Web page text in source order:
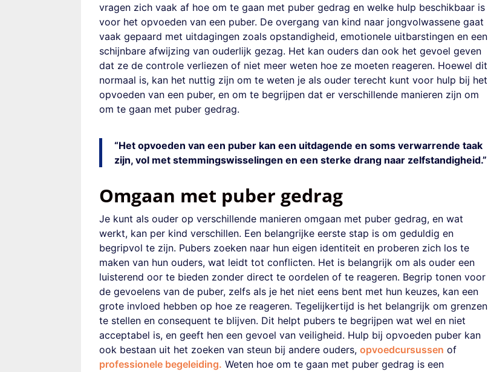
vragen zich vaak af hoe om te gaan met puber gedrag en welke hulp beschikbaar is
voor het opvoeden van een puber. De overgang van kind naar jongvolwassene gaat
vaak gepaard met uitdagingen zoals opstandigheid, emotionele uitbarstingen en een
schijnbare afwijzing van ouderlijk gezag. Het kan ouders dan ook het gevoel geven
dat ze de controle verliezen of niet meer weten hoe ze moeten reageren. Hoewel dit
normaal is, kan het nuttig zijn om te weten je als ouder terecht kunt voor hulp bij het
opvoeden van een puber, en om te begrijpen dat er verschillende manieren zijn om
om te gaan met puber gedrag.
“Het opvoeden van een puber kan een uitdagende en soms verwarrende taak
zijn, vol met stemmingswisselingen en een sterke drang naar zelfstandigheid.”
Omgaan met puber gedrag
Je kunt als ouder op verschillende manieren omgaan met puber gedrag, en wat
werkt, kan per kind verschillen. Een belangrijke eerste stap is om geduldig en
begripvol te zijn. Pubers zoeken naar hun eigen identiteit en proberen zich los te
maken van hun ouders, wat leidt tot conflicten. Het is belangrijk om als ouder een
luisterend oor te bieden zonder direct te oordelen of te reageren. Begrip tonen voor
de gevoelens van de puber, zelfs als je het niet eens bent met hun keuzes, kan een
grote invloed hebben op hoe ze reageren. Tegelijkertijd is het belangrijk om grenzen
te stellen en consequent te blijven. Dit helpt pubers te begrijpen wat wel en niet
acceptabel is, en geeft hen een gevoel van veiligheid. Hulp bij opvoeden puber kan
ook bestaan uit het zoeken van steun bij andere ouders,opvoedcursussen of
professionele begeleiding. Weten hoe om te gaan met puber gedrag is een